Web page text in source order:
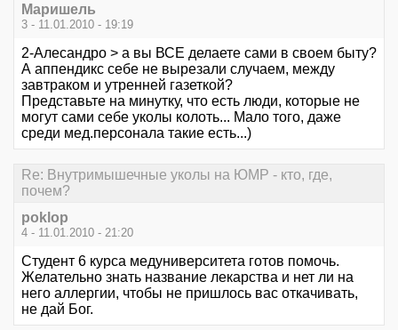
Маришель
3 - 11.01.2010 - 19:19
2-Алесандро > а вы ВСЕ делаете сами в своем быту?
А аппендикс себе не вырезали случаем, между
завтраком и утренней газеткой?
Представьте на минутку, что есть люди, которые не
могут сами себе уколы колоть... Мало того, даже
среди мед.персонала такие есть...)
Re: Внутримышечные уколы на ЮМР - кто, где,
почем?
poklop
4 - 11.01.2010 - 21:20
Студент 6 курса медуниверситета готов помочь.
Желательно знать название лекарства и нет ли на
него аллергии, чтобы не пришлось вас откачивать,
не дай Бог.